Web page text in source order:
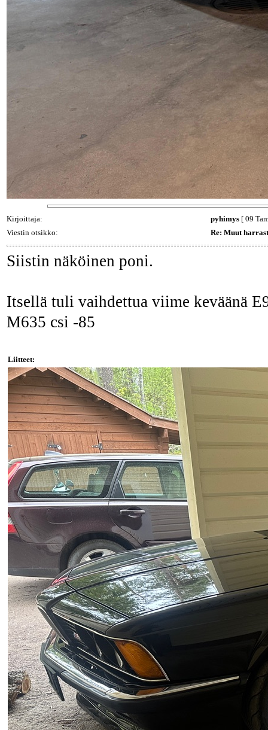
Kirjoittaja: pyhimys [ 09
Viestin otsikko:
Re: Muut
Siistin näköinen poni.
Itsellä tuli vaihdettua viime keväänä
M635 csi -85
Liitteet: